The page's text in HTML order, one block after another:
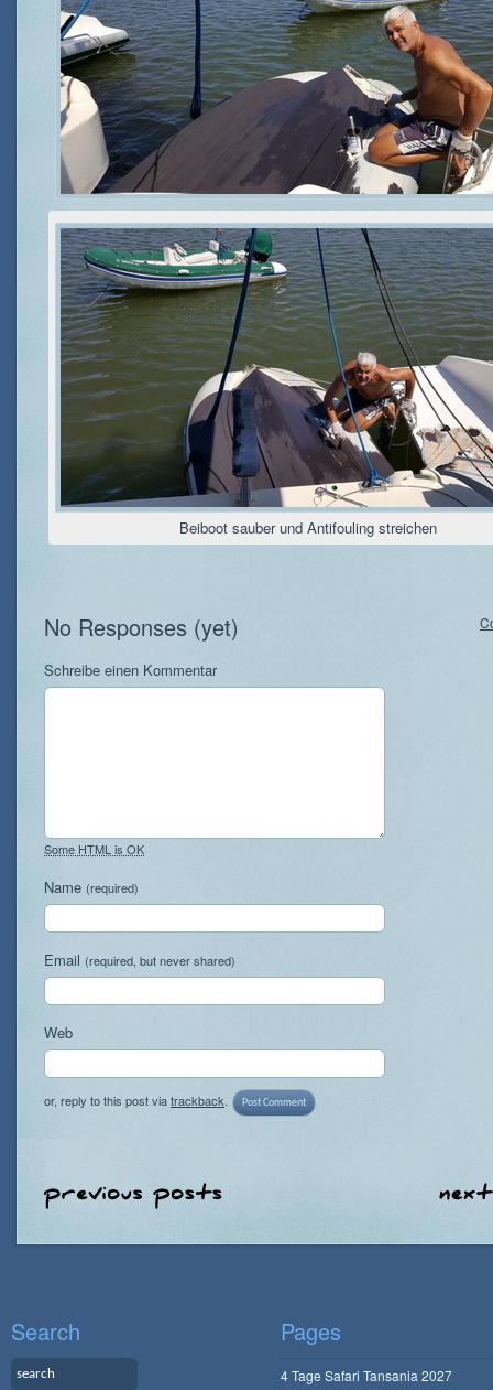
Beiboot sauber und Antifouling streichen
No Responses (yet)
Schreibe einen Kommentar
Some HTML is OK
Name (required)
Email (required, but never shared)
Web
or, reply to this post viatrackback
Search Pages
4 Tage Safari Tansania 2027